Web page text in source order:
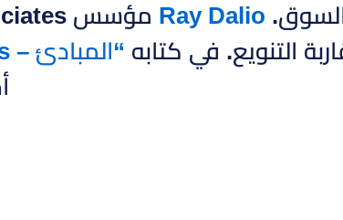
Ray Dalio
التنويع. في كتابه “المبادئ – Principles”